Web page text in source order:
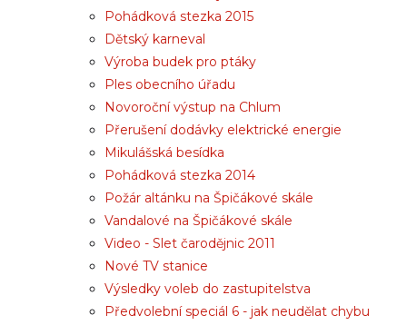
Pohádková stezka 2015
Dětský karneval
Výroba budek pro ptáky
Ples obecního úřadu
Novoroční výstup na Chlum
Přerušení dodávky elektrické energie
Mikulášská besídka
Pohádková stezka 2014
Požár altánku na Špičákové skále
Vandalové na Špičákové skále
Video - Slet čarodějnic 2011
Nové TV stanice
Výsledky voleb do zastupitelstva
Předvolební speciál 6 - jak neudělat chybu